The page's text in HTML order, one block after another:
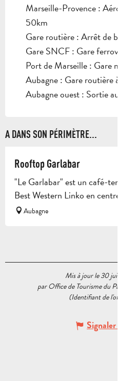
Marseille-Provence :
50km
Gare routière : Arrêt de bus à
Gare SNCF : Gare ferroviaire
Port de Marseille : Gare
Aubagne : Gare routière à
Aubagne ouest : Sortie
A DANS SON PÉRIMÈTRE...
Rooftop Garlabar
"Le Garlabar" est un café-
Best Western Linko en centre ville.
Aubagne
Mis à jour le 30 juillet
par Office de Tourisme du Pays
(Identifiant de l'offre :
Signaler une